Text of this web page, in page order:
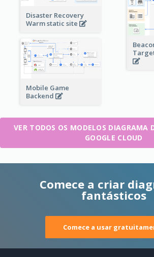
Disaster Recovery
Warm static site
Mobile Game
Backend
VER TODOS OS MODELOS DIAGRAMA
GOOGLE CLOUD
Comece a criar
fantásticos
Comece a usar